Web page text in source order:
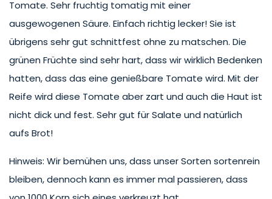
Tomate. Sehr fruchtig tomatig mit einer
ausgewogenen Säure. Einfach richtig lecker! Sie ist
übrigens sehr gut schnittfest ohne zu matschen. Die
grünen Früchte sind sehr hart, dass wir wirklich Bedenken
hatten, dass das eine genießbare Tomate wird. Mit der
Reife wird diese Tomate aber zart und auch die Haut ist
nicht dick und fest. Sehr gut für Salate und natürlich
aufs Brot!
Hinweis: Wir bemühen uns, dass unser Sorten sortenrein
bleiben, dennoch kann es immer mal passieren, dass